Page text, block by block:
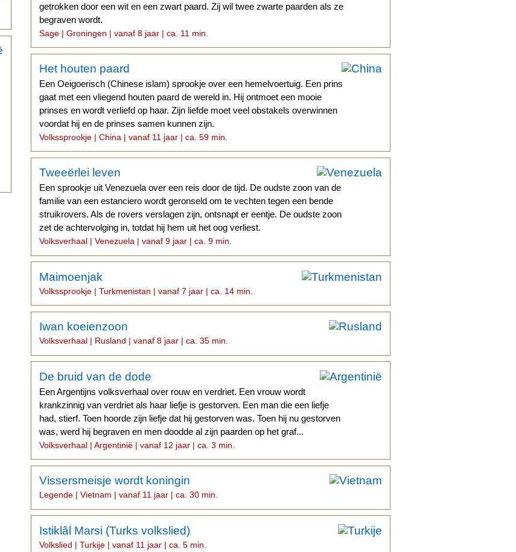
getrokken door een wit en een zwart paard. Zij wil twee zwarte paarden als ze
begraven wordt.
Sage | Groningen | vanaf 8 jaar | ca. 11 min.
Het houten paard
Een Oeigoerisch (Chinese islam) sprookje over een hemelvoertuig. Een prins
gaat met een vliegend houten paard de wereld in. Hij ontmoet een mooie
prinses en wordt verliefd op haar. Zijn liefde moet veel obstakels overwinnen
voordat hij en de prinses samen kunnen zijn.
Volkssprookje | China | vanaf 11 jaar | ca. 59 min.
Tweeërlei leven
Een sprookje uit Venezuela over een reis door de tijd. De oudste zoon van de
familie van een estanciero wordt geronseld om te vechten tegen een bende
struikrovers. Als de rovers verslagen zijn, ontsnapt er eentje. De oudste zoon
zet de achtervolging in, totdat hij hem uit het oog verliest.
Volksverhaal | Venezuela | vanaf 9 jaar | ca. 9 min.
Maimoenjak
Volkssprookje | Turkmenistan | vanaf 7 jaar | ca. 14 min.
Iwan koeienzoon
Volksverhaal | Rusland | vanaf 8 jaar | ca. 35 min.
De bruid van de dode
Een Argentijns volksverhaal over rouw en verdriet. Een vrouw wordt
krankzinnig van verdriet als haar liefje is gestorven. Een man die een liefje
had, stierf. Toen hoorde zijn liefje dat hij gestorven was. Toen hij nu gestorven
was, werd hij begraven en men doodde al zijn paarden op het graf...
Volksverhaal | Argentinië | vanaf 12 jaar | ca. 3 min.
Vissersmeisje wordt koningin
Legende | Vietnam | vanaf 11 jaar | ca. 30 min.
Istiklâl Marsi (Turks volkslied)
Volkslied | Turkije | vanaf 11 jaar | ca. 5 min.